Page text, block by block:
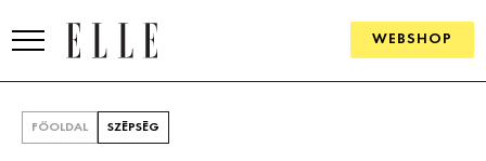
WEBSHOP
FŐOLDAL SZÉPSÉG